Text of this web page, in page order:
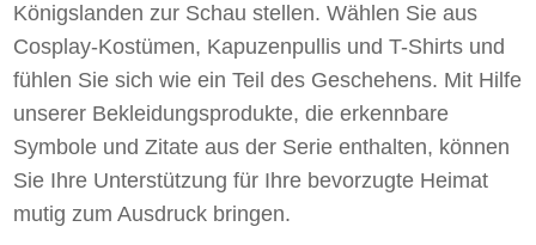
Königslanden zur Schau stellen. Wählen Sie aus
Cosplay-Kostümen, Kapuzenpullis und T-Shirts und
fühlen Sie sich wie ein Teil des Geschehens. Mit Hilfe
unserer Bekleidungsprodukte, die erkennbare
Symbole und Zitate aus der Serie enthalten, können
Sie Ihre Unterstützung für Ihre bevorzugte Heimat
mutig zum Ausdruck bringen.